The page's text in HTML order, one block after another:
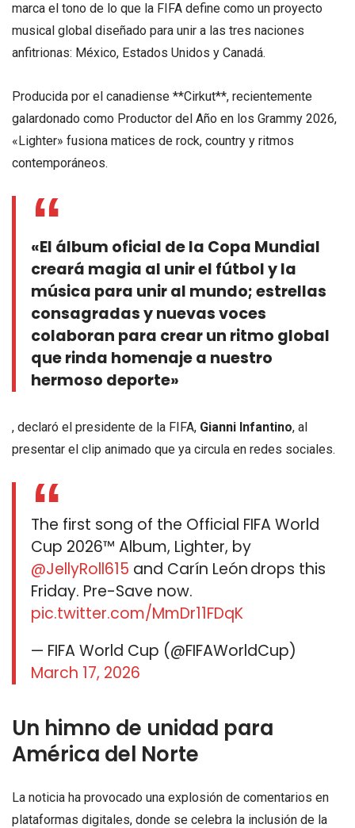
marca el tono de lo que la FIFA define como un proyecto
musical global diseñado para unir a las tres naciones
anfitrionas: México, Estados Unidos y Canadá.
Producida por el canadiense **Cirkut**, recientemente
galardonado como Productor del Año en los Grammy 2026,
«Lighter» fusiona matices de rock, country y ritmos
contemporáneos.
«El álbum oficial de la Copa Mundial
creará magia al unir el fútbol y la
música para unir al mundo; estrellas
consagradas y nuevas voces
colaboran para crear un ritmo global
que rinda homenaje a nuestro
hermoso deporte»
, declaró el presidente de la FIFA, Gianni Infantino, al
presentar el clip animado que ya circula en redes sociales.
The first song of the Official FIFA World
Cup 2026™ Album, Lighter, by
@JellyRoll615 and Carín León drops this
Friday. Pre-Save now.
pic.twitter.com/MmDr11FDqK
— FIFA World Cup (@FIFAWorldCup)
March 17, 2026
Un himno de unidad para
América del Norte
La noticia ha provocado una explosión de comentarios en
plataformas digitales, donde se celebra la inclusión de la